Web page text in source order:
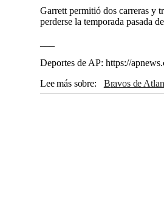
Garrett permitió dos carreras y
perderse la temporada pasada
Deportes de AP: https://
Lee más sobre
Bravos de